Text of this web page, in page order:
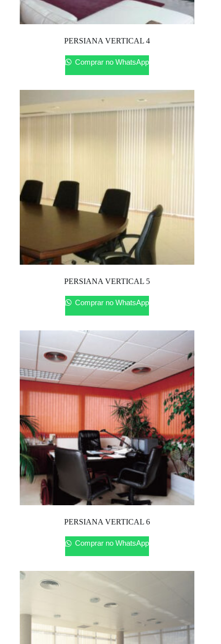
PERSIANA VERTICAL 4
Comprar no WhatsApp
PERSIANA VERTICAL 5
Comprar no WhatsApp
PERSIANA VERTICAL 6
Comprar no WhatsApp